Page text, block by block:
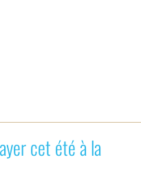
cet été à la